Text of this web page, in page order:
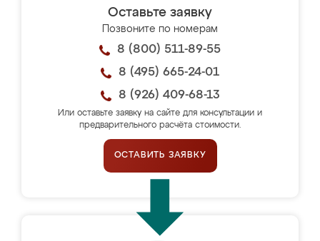
Оставьте заявку
Позвоните по номерам
8 (800) 511-89-55
8 (495) 665-24-01
8 (926) 409-68-13
Или оставьте заявку на сайте для консультации и
предварительного расчёта стоимости.
ОСТАВИТЬ ЗАЯВКУ